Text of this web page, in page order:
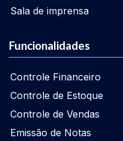
Sala de imprensa
Funcionalidades
Controle Financeiro
Controle de Estoque
Controle de Vendas
Emissão de Notas